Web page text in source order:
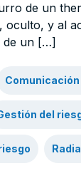
de un
oculto, y al
de un […]
del